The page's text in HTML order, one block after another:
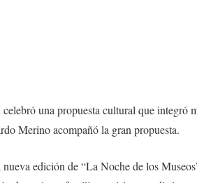
una propuesta cultural que
Merino acompañó la gran propuesta.
edición de “La Noche de los